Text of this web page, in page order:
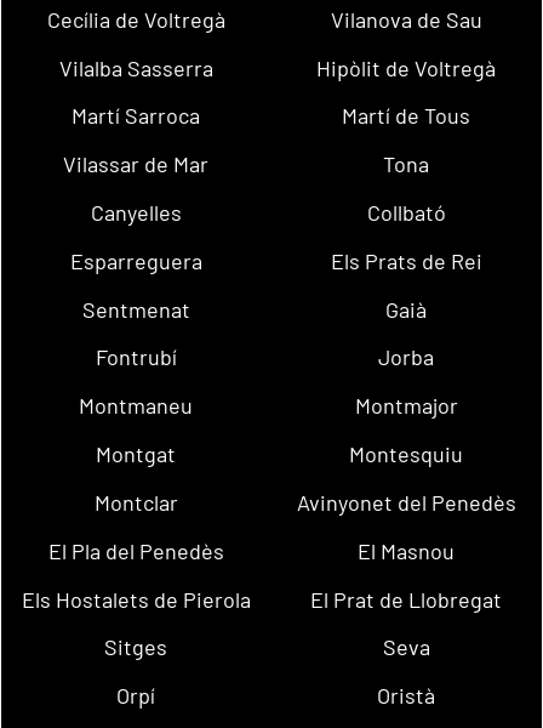
Cecília de Voltregà
Vilanova de Sau
Vilalba Sasserra
Hipòlit de Voltregà
Martí Sarroca
Martí de Tous
Vilassar de Mar
Tona
Canyelles
Collbató
Esparreguera
Els Prats de Rei
Sentmenat
Gaià
Fontrubí
Jorba
Montmaneu
Montmajor
Montgat
Montesquiu
Montclar
Avinyonet del Penedès
El Pla del Penedès
El Masnou
Els Hostalets de Pierola
El Prat de Llobregat
Sitges
Seva
Orpí
Oristà